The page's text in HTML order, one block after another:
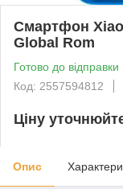
Смартфон
Global Rom
Готово до відправки
Код: 2557594812
Ціну
Опис